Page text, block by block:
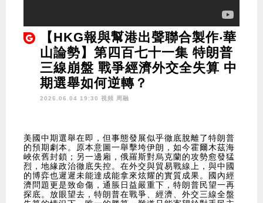
【HKG報與幫港出聲聯合製作‧華
山論勢】第四百七十一集 特朗普
三線崩盤 戰爭經濟外交全失算 中
期選舉如何逆轉？
2026.06.04 19:30 視頻 周融
美國中期選舉在即，但事態發展似乎徹底脫離了特朗普
的預期劇本。原本意圖一舉擊垮伊朗，如今霍爾木茲海
峽依舊封鎖；另一邊廂，俄羅斯對烏克蘭的攻勢愈發猛
烈，地緣政治徹底失控。在外交與貿易戰線上，與中國
的博弈也遲遲未能達成能拿來炫耀的實質成果。國內經
濟問題更是致命傷，通脹日益嚴重下，特朗普民望一再
探底。放眼望去，特朗普在戰爭、經濟、外交三線全盤